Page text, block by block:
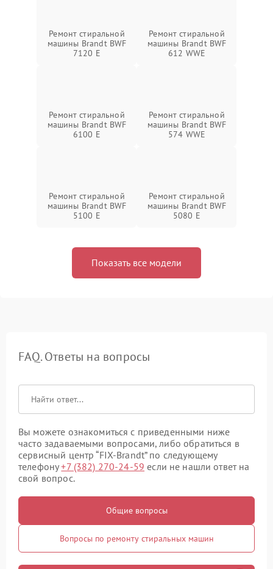
Ремонт стиральной
машины Brandt BWF
7120 E
Ремонт стиральной
машины Brandt BWF
612 WWE
Ремонт стиральной
машины Brandt BWF
6100 E
Ремонт стиральной
машины Brandt BWF
574 WWE
Ремонт стиральной
машины Brandt BWF
5100 E
Ремонт стиральной
машины Brandt BWF
5080 E
Показать все модели
FAQ. Ответы на вопросы
Вы можете ознакомиться с приведенными ниже
часто задаваемыми вопросами, либо обратиться в
сервисный центр “FIX-Brandt” по следующему
телефону+7 (382) 270-24-59 если не нашли ответ на
свой вопрос.
Общие вопросы
Вопросы по ремонту стиральных машин